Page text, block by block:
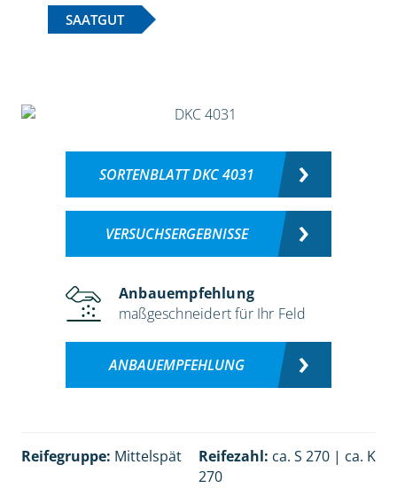
SAATGUT
SORTENBLATT DKC 4031
VERSUCHSERGEBNISSE
Anbauempfehlung
maßgeschneidert für Ihr Feld
ANBAUEMPFEHLUNG
Reifegruppe: Mittelspät Reifezahl: ca. S 270 | ca. K
270